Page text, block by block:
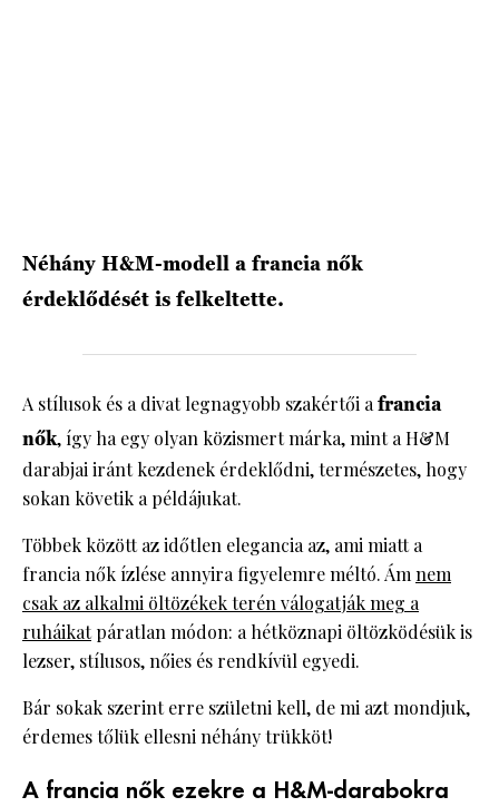
Néhány H&M-modell a francia nők
érdeklődését is felkeltette.
A stílusok és a divat legnagyobb szakértői afrancia
nők, így ha egy olyan közismert márka, mint a H&M
darabjai iránt kezdenek érdeklődni, természetes, hogy
sokan követik a példájukat.
Többek között az időtlen elegancia az, ami miatt a
francia nők ízlése annyira figyelemre méltó. Ámnem
csak az alkalmi öltözékek terén válogatják meg a
ruháikatpáratlan módon: a hétköznapi öltözködésük is
lezser, stílusos, nőies és rendkívül egyedi.
Bár sokak szerint erre születni kell, de mi azt mondjuk,
érdemes tőlük ellesni néhány trükköt!
A francia nők ezekre a H&M-darabokra